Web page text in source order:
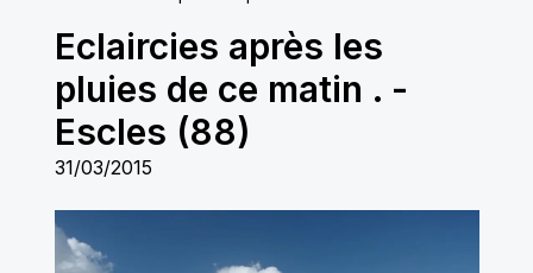
Eclaircies après les
pluies de ce matin . -
Escles (88)
31/03/2015